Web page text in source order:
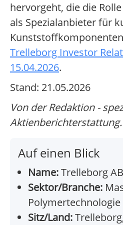
hervorgeht, die die
als Spezialanbieter für
Trelleborg Investor
15.04.2026.
Stand: 21.05.2026
Von der Redaktion -
Aktienberichterstattung.
Auf einen Blick
Name:Trelleborg AB
Sektor/Branche:
Polymertechnologie
Sitz/Land: